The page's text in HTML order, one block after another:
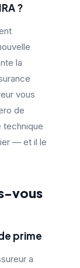
?
la
vous
de
technique
— et il le
vous
prime
a